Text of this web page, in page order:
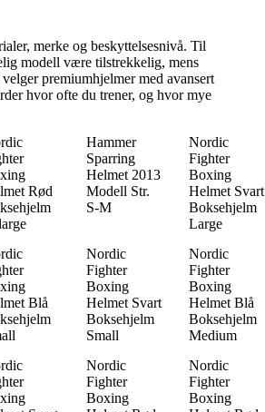
merke og beskyttelsesnivå. Til
modell være tilstrekkelig, mens
premiumhjelmer med avansert
hvor ofte du trener, og hvor mye
Rød
Hammer
Sparring
Helmet 2013
Modell Str.
S-M
Nordic
Fighter
Boxing
Helmet Svart
Boksehjelm
Large
Blå
Nordic
Fighter
Boxing
Helmet Svart
Boksehjelm
Small
Nordic
Fighter
Boxing
Helmet Blå
Boksehjelm
Medium
Nordic
Fighter
Boxing
Nordic
Fighter
Boxing